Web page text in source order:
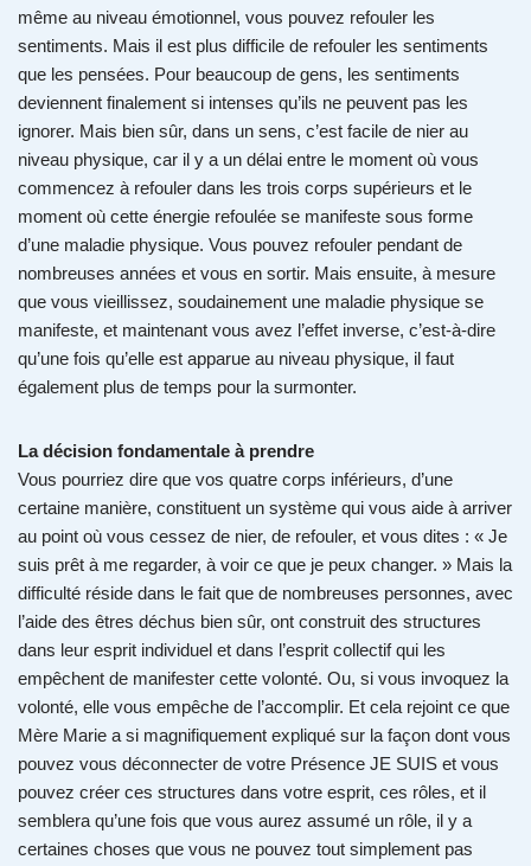
même au niveau émotionnel, vous pouvez refouler les
sentiments. Mais il est plus difficile de refouler les sentiments
que les pensées. Pour beaucoup de gens, les sentiments
deviennent finalement si intenses qu’ils ne peuvent pas les
ignorer. Mais bien sûr, dans un sens, c’est facile de nier au
niveau physique, car il y a un délai entre le moment où vous
commencez à refouler dans les trois corps supérieurs et le
moment où cette énergie refoulée se manifeste sous forme
d’une maladie physique. Vous pouvez refouler pendant de
nombreuses années et vous en sortir. Mais ensuite, à mesure
que vous vieillissez, soudainement une maladie physique se
manifeste, et maintenant vous avez l’effet inverse, c’est-à-dire
qu’une fois qu’elle est apparue au niveau physique, il faut
également plus de temps pour la surmonter.
La décision fondamentale à prendre
Vous pourriez dire que vos quatre corps inférieurs, d’une
certaine manière, constituent un système qui vous aide à arriver
au point où vous cessez de nier, de refouler, et vous dites : « Je
suis prêt à me regarder, à voir ce que je peux changer. » Mais la
difficulté réside dans le fait que de nombreuses personnes, avec
l’aide des êtres déchus bien sûr, ont construit des structures
dans leur esprit individuel et dans l’esprit collectif qui les
empêchent de manifester cette volonté. Ou, si vous invoquez la
volonté, elle vous empêche de l’accomplir. Et cela rejoint ce que
Mère Marie a si magnifiquement expliqué sur la façon dont vous
pouvez vous déconnecter de votre Présence JE SUIS et vous
pouvez créer ces structures dans votre esprit, ces rôles, et il
semblera qu’une fois que vous aurez assumé un rôle, il y a
certaines choses que vous ne pouvez tout simplement pas